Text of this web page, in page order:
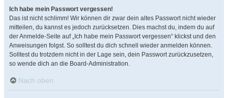
Ich habe mein Passwort vergessen!
Das ist nicht schlimm! Wir können dir zwar dein altes Passwort nicht wieder
mitteilen, du kannst es jedoch zurücksetzen. Dies machst du, indem du auf
der Anmelde-Seite auf „Ich habe mein Passwort vergessen“ klickst und den
Anweisungen folgst. So solltest du dich schnell wieder anmelden können.
Solltest du trotzdem nicht in der Lage sein, dein Passwort zurückzusetzen,
so wende dich an die Board-Administration.
Nach oben